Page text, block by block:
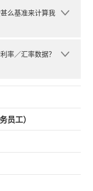
么基准来计算我
率／汇率数据？
员工）